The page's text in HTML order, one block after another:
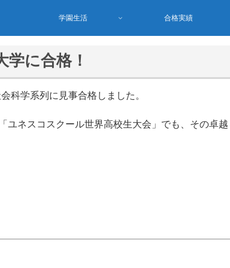
学園生活 合格実績
に合格！
科学系列に見事合格しました。
ネスコスクール世界高校生大会」でも、その卓